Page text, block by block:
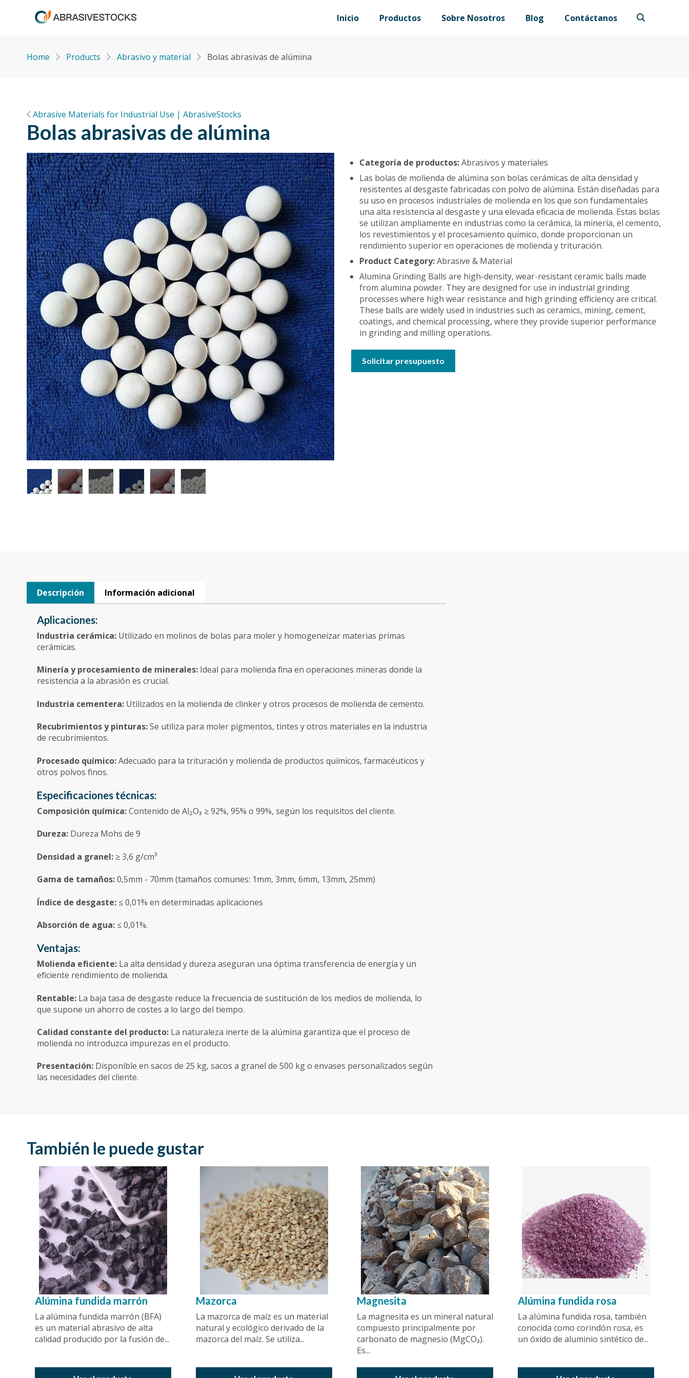
Inicio Productos Sobre Nosotros Blog Contáctanos
Home Products Abrasivo y material Bolas abrasivas de alúmina
Abrasive Materials for Industrial Use | AbrasiveStocks
Bolas abrasivas de alúmina
Categoría de productos:Abrasivos y materiales
Las bolas de molienda de alúmina son bolas cerámicas de alta densidad y
resistentes al desgaste fabricadas con polvo de alúmina. Están diseñadas para
su uso en procesos industriales de molienda en los que son fundamentales
una alta resistencia al desgaste y una elevada eficacia de molienda. Estas bolas
se utilizan ampliamente en industrias como la cerámica, la minería, el cemento,
los revestimientos y el procesamiento químico, donde proporcionan un
rendimiento superior en operaciones de molienda y trituración.
Product Category:Abrasive & Material
Alumina Grinding Balls are high-density, wear-resistant ceramic balls made
from alumina powder. They are designed for use in industrial grinding
processes where high wear resistance and high grinding efficiency are critical.
These balls are widely used in industries such as ceramics, mining, cement,
coatings, and chemical processing, where they provide superior performance
in grinding and milling operations.
Solicitar presupuesto
Descripción Información adicional
Aplicaciones:
Industria cerámica: Utilizado en molinos de bolas para moler y homogeneizar materias primas
cerámicas.
Minería y procesamiento de minerales: Ideal para molienda fina en operaciones mineras donde la
resistencia a la abrasión es crucial.
Industria cementera: Utilizados en la molienda de clinker y otros procesos de molienda de cemento.
Recubrimientos y pinturas:Se utiliza para moler pigmentos, tintes y otros materiales en la industria
de recubrimientos.
Procesado químico:Adecuado para la trituración y molienda de productos químicos, farmacéuticos y
otros polvos finos.
Especificaciones técnicas:
Composición química:Contenido de Al₂O₃ ≥ 92%, 95% o 99%, según los requisitos del cliente.
Dureza: Dureza Mohs de 9
Densidad a granel: ≥ 3,6 g/cm³
Gama de tamaños:0,5mm - 70mm (tamaños comunes: 1mm, 3mm, 6mm, 13mm, 25mm)
Índice de desgaste: ≤ 0,01% en determinadas aplicaciones
Absorción de agua: ≤ 0,01%.
Ventajas:
Molienda eficiente: La alta densidad y dureza aseguran una óptima transferencia de energía y un
eficiente rendimiento de molienda.
Rentable: La baja tasa de desgaste reduce la frecuencia de sustitución de los medios de molienda, lo
que supone un ahorro de costes a lo largo del tiempo.
Calidad constante del producto: La naturaleza inerte de la alúmina garantiza que el proceso de
molienda no introduzca impurezas en el producto.
Presentación: Disponible en sacos de 25 kg, sacos a granel de 500 kg o envases personalizados según
las necesidades del cliente.
También le puede gustar
Alúmina fundida marrón
La alúmina fundida marrón (BFA)
es un material abrasivo de alta
calidad producido por la fusión de...
Mazorca
La mazorca de maíz es un material
natural y ecológico derivado de la
mazorca del maíz. Se utiliza...
Magnesita
La magnesita es un mineral natural
compuesto principalmente por
carbonato de magnesio (MgCO₃).
Es...
Alúmina fundida rosa
La alúmina fundida rosa, también
conocida como corindón rosa, es
un óxido de aluminio sintético de...